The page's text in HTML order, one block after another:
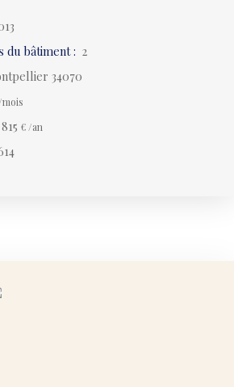
du bâtiment: 2
34070
mois
815€ /an